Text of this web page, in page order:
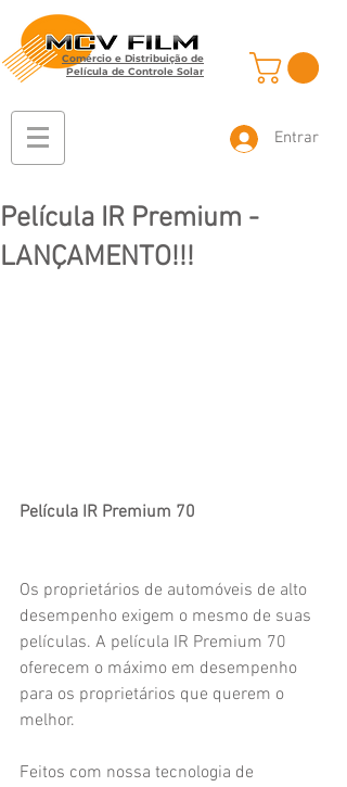
Comércio e Distribuição de
Película de Controle Solar
Entrar
Película IR Premium -
LANÇAMENTO!!!
Película IR Premium 70
Os proprietários de automóveis de alto
desempenho exigem o mesmo de suas
películas. A película IR Premium 70
oferecem o máximo em desempenho
para os proprietários que querem o
melhor.
Feitos com nossa tecnologia de